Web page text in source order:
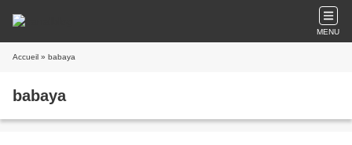
MENU
Accueil » babaya
babaya